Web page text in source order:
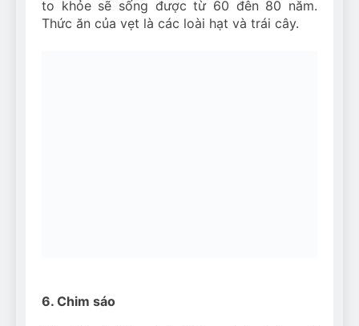
to khỏe sẽ sống được từ 60 đên 80 năm.
Thức ăn của vẹt là các loài hạt và trái cây.
6. Chim sáo